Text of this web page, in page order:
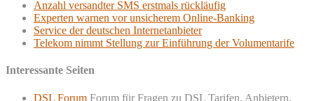
Anzahl versandter SMS erstmals rückläufig
Experten warnen vor unsicherem Online-Banking
Service der deutschen Internetanbieter
Telekom nimmt Stellung zur Einführung der Volumentarife
Interessante Seiten
DSL Forum Forum für Fragen zu DSL Tarifen, Anbietern,